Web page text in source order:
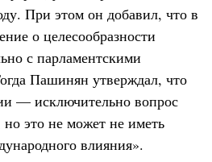
При этом он добавил, что в
о целесообразности
с парламентскими
Пашинян утверждал, что
— исключительно вопрос
это не может не иметь
влияния».